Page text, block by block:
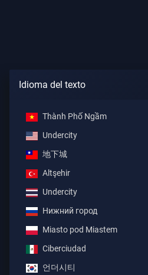
Idioma del texto
Thành Phố Ngầm
Undercity
地下城
Altşehir
Undercity
Нижний город
Miasto pod Miastem
Ciberciudad
언더시티